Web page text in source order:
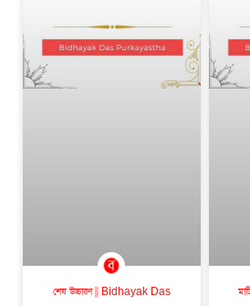
শেষ উচ্চারণ || Bidhayak Das